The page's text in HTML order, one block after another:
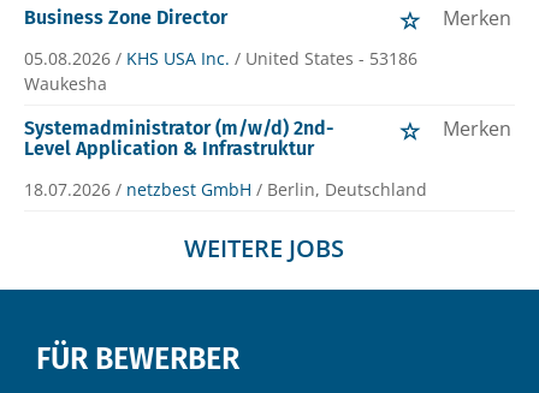
Business Zone Director
Merken
05.08.2026 / KHS USA Inc. / United States - 53186
Waukesha
Systemadministrator (m/w/d) 2nd-
Level Application & Infrastruktur
Merken
18.07.2026 / netzbest GmbH / Berlin, Deutschland
WEITERE JOBS
FÜR BEWERBER